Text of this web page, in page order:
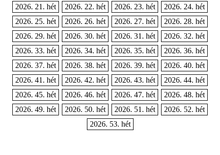
2026. 21. hét
2026. 22. hét 2026. 23. hét
2026. 24. hét
2026. 25. hét
2026. 26. hét 2026. 27. hét
2026. 28. hét
2026. 29. hét
2026. 30. hét 2026. 31. hét
2026. 32. hét
2026. 33. hét
2026. 34. hét 2026. 35. hét
2026. 36. hét
2026. 37. hét
2026. 38. hét 2026. 39. hét
2026. 40. hét
2026. 41. hét
2026. 42. hét 2026. 43. hét
2026. 44. hét
2026. 45. hét
2026. 46. hét 2026. 47. hét
2026. 48. hét
2026. 49. hét
2026. 50. hét 2026. 51. hét
2026. 52. hét
2026. 53. hét